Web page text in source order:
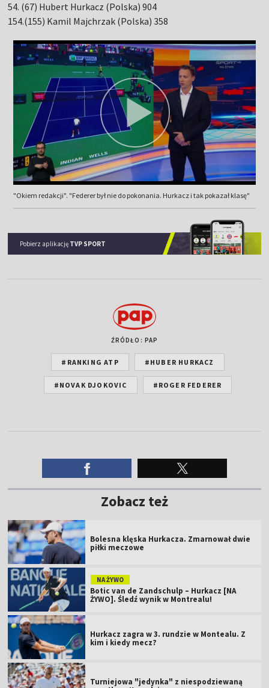
54. (67) Hubert Hurkacz (Polska) 904
154.(155) Kamil Majchrzak (Polska) 358
"Okiem redakcji". "Federer był nie do pokonania. Hurkacz i tak pokazał klasę"
Pobierz aplikację TVP SPORT
ŹRÓDŁO: PAP
#RANKING ATP #HUBER HURKACZ
#NOVAK DJOKOVIC #ROGER FEDERER
Zobacz też
Bolesna klęska Hurkacza. Zmarnował dwie
piłki meczowe
NA ŻYWO
Botic van de Zandschulp – Hurkacz [NA
ŻYWO]. Śledź wynik w Montrealu!
Hurkacz zagra w 3. rundzie w Montealu. Z
kim i kiedy mecz?
Turniejowa "jedynka" z niespodziewaną